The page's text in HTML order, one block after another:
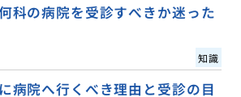
科の病院を受診すべきか迷った
知識
病院へ行くべき理由と受診の目